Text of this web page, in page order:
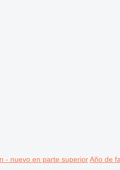
- nuevo en parte superior Año de